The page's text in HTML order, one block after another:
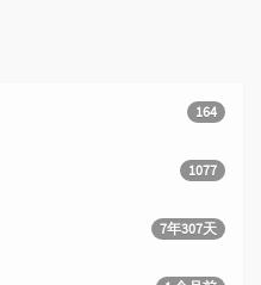
164
1077
7年307天